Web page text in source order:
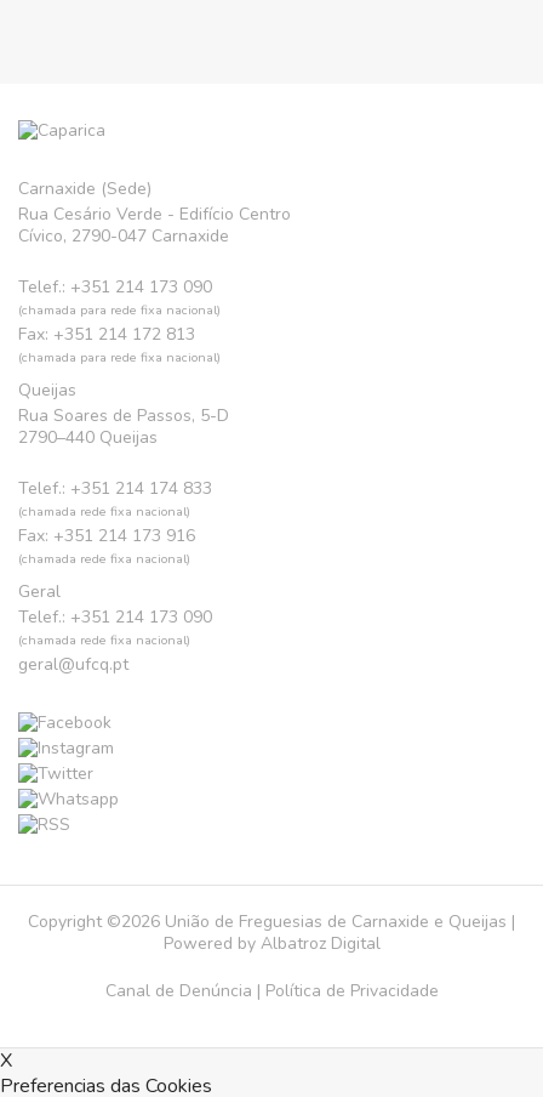
Carnaxide (Sede)
Rua Cesário Verde - Edifício Centro
Cívico, 2790-047 Carnaxide
Telef.: +351 214 173 090
(chamada para rede fixa nacional)
Fax: +351 214 172 813
(chamada para rede fixa nacional)
Queijas
Rua Soares de Passos, 5-D
2790–440 Queijas
Telef.: +351 214 174 833
(chamada rede fixa nacional)
Fax: +351 214 173 916
(chamada rede fixa nacional)
Geral
Telef.: +351 214 173 090
(chamada rede fixa nacional)
geral@ufcq.pt
Copyright ©2026 União de Freguesias de Carnaxide e Queijas |
Powered by Albatroz Digital
Canal de Denúncia | Política de Privacidade
X
Preferencias das Cookies